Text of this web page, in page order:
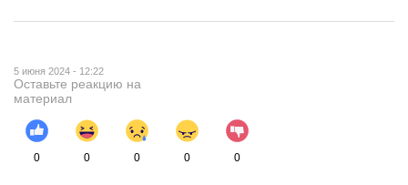
5 июня 2024 - 12:22
Оставьте реакцию на
материал
0 0 0 0 0